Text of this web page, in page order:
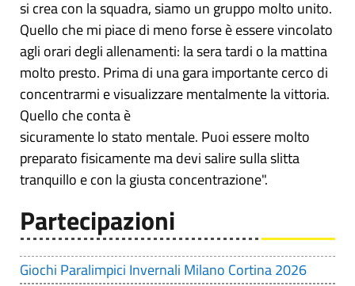
si crea con la squadra, siamo un gruppo molto unito.
Quello che mi piace di meno forse è essere vincolato
agli orari degli allenamenti: la sera tardi o la mattina
molto presto. Prima di una gara importante cerco di
concentrarmi e visualizzare mentalmente la vittoria.
Quello che conta è
sicuramente lo stato mentale. Puoi essere molto
preparato fisicamente ma devi salire sulla slitta
tranquillo e con la giusta concentrazione".
Partecipazioni
Giochi Paralimpici Invernali Milano Cortina 2026